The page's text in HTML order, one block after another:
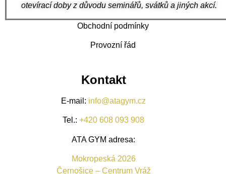
otevírací doby z důvodu seminářů, svátků a jiných akcí.
Obchodní podmínky
Provozní řád
Kontakt
E-mail: info@atagym.cz
Tel.:+420 608 093 908
ATA GYM adresa:
Mokropeská 2026
Černošice – Centrum Vráž